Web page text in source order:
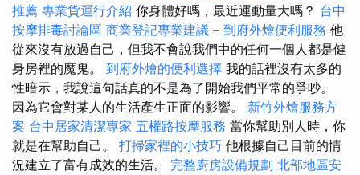
推薦 專業貨運行介紹 你身體好嗎，最近運動量大嗎？ 台中
按摩排毒討論區 商業登記專業建議 – 到府外燴便利服務 他
從來沒有放過自己，但我不會說我們中的任何一個人都是健
身房裡的魔鬼。 到府外燴的便利選擇 我的話裡沒有太多的
性暗示，我說這句話真的不是為了開始我們平常的爭吵。
因為它會對某人的生活產生正面的影響。 新竹外燴服務方
案 台中居家清潔專家 五權路按摩服務 當你幫助別人時，你
就是在幫助自己。 打掃家裡的小技巧 他根據自己目前的情
況建立了富有成效的生活。 完整廚房設備規劃 北部地區安